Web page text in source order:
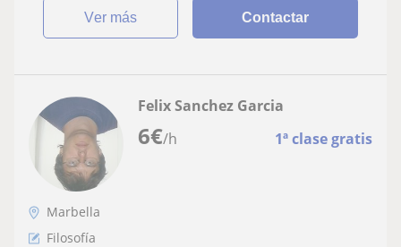
ver más Contactar
6€/h 1ª clase gratis
Felix Sanchez Garcia
Marbella
Filosofía